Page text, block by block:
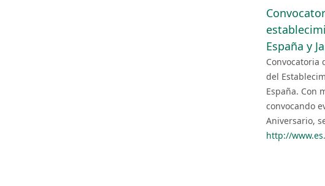
España y
Convocatoria
del
España. Con
convocando
Aniversario,
http://